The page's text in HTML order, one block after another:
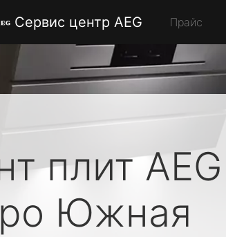
Сервис центр AEG Прайс
плитAEG
Южная